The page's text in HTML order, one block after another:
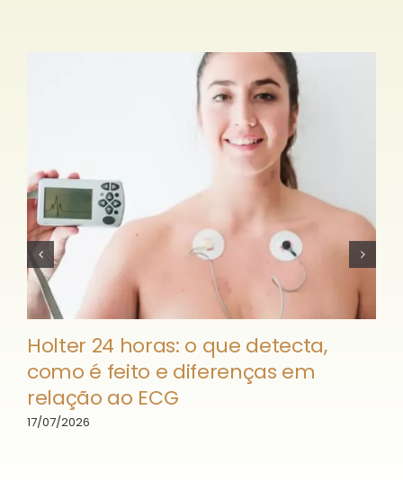
Holter 24 horas: o que detecta,
como é feito e diferenças em
relação ao ECG
17/07/2026